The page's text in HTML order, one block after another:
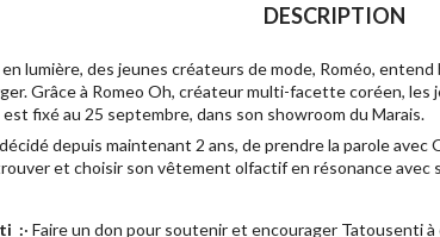
DESCRIPTION
lumière, des jeunes créateurs de mode, Roméo,
Grâce à Romeo Oh, créateur multi-facette coréen,
est fixé au 25 septembre, dans son showroom du Marais.
depuis maintenant 2 ans, de prendre la parole
et choisir son vêtement olfactif en résonance
:· Faire un don pour soutenir et encourager Tatousenti